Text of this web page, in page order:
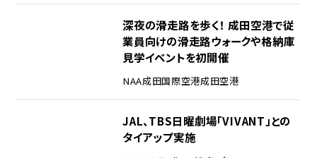
深夜の滑走路を歩く！ 成田空港で従
業員向けの滑走路ウォークや格納庫
見学イベントを初開催
NAA成田国際空港成田空港
JAL、TBS日曜劇場「VIVANT」との
タイアップ実施